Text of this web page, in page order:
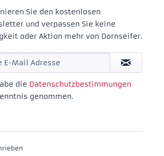
Sie den kostenlosen
und verpassen Sie keine
oder Aktion mehr von Dornseifer.
die Datenschutzbestimmungen
genommen.